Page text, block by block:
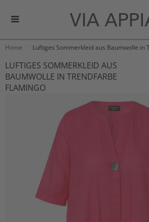
Home Luftiges Sommerkleid aus Baumwolle in
LUFTIGES SOMMERKLEID AUS
BAUMWOLLE IN TRENDFARBE
FLAMINGO